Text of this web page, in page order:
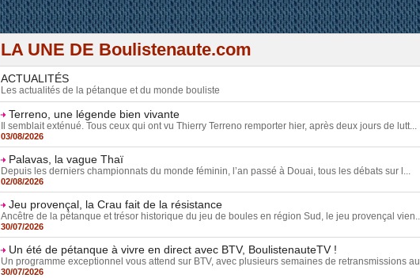
LA UNE DE Boulistenaute.com
ACTUALITÉS
Les actualités de la pétanque et du monde bouliste
Terreno, une légende bien vivante
Il semblait exténué. Tous ceux qui ont vu Thierry Terreno remporter hier, après deux jours de lutt...
03/08/2026
Palavas, la vague Thaï
Depuis les derniers championnats du monde féminin, l’an passé à Douai, tous les débats sur l...
02/08/2026
Jeu provençal, la Crau fait de la résistance
Ancêtre de la pétanque et trésor historique du jeu de boules en région Sud, le jeu provençal
30/07/2026
Un été de pétanque à vivre en direct avec BTV, BoulistenauteTV !
Un programme exceptionnel vous attend sur BTV, avec plusieurs semaines de retransmissions
30/07/2026